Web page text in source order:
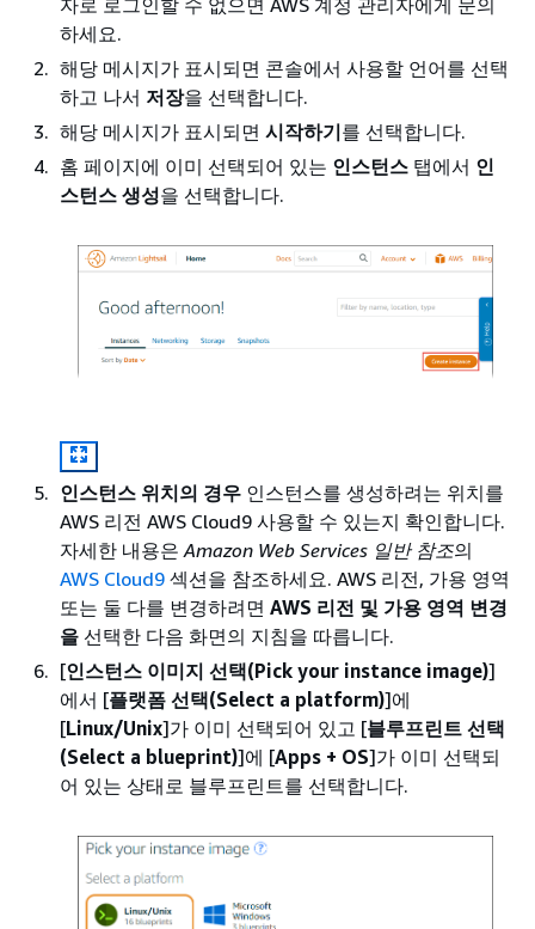
하세요.
해당 메시지가 표시되면 콘솔에서 사용할 언어를 선택
하고 나서 저장을 선택합니다.
해당 메시지가 표시되면 시작하기를 선택합니다.
홈 페이지에 이미 선택되어 있는 인스턴스 탭에서 인
스턴스 생성을 선택합니다.
인스턴스 위치의 경우 인스턴스를 생성하려는 위치를
AWS 리전 AWS Cloud9 사용할 수 있는지 확인합니다.
자세한 내용은 Amazon Web Services 일반 참조의
AWS Cloud9 섹션을 참조하세요. AWS 리전, 가용 영역
또는 둘 다를 변경하려면 AWS 리전 및 가용 영역 변경
을 선택한 다음 화면의 지침을 따릅니다.
[인스턴스 이미지 선택(Pick your instance image)]
에서 [플랫폼 선택(Select a platform)]에
[Linux/Unix]가 이미 선택되어 있고 [블루프린트 선택
(Select a blueprint)]에 [Apps + OS]가 이미 선택되
어 있는 상태로 블루프린트를 선택합니다.